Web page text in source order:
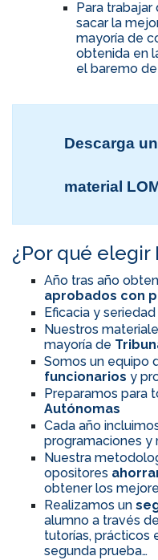
Para
sacar la
mayoría de
obtenida en
el baremo
Descarga
material
¿Por qué elegir
Año tras año
aprobados con
Eficacia y
Nuestros
mayoría de
Somos un equipo
funcionarios y
Preparamos para
Autónomas
Cada año
programaciones y
Nuestra
opositores
obtener los
Realizamos un
alumno a través
tutorías, prácticos
segunda prueba…